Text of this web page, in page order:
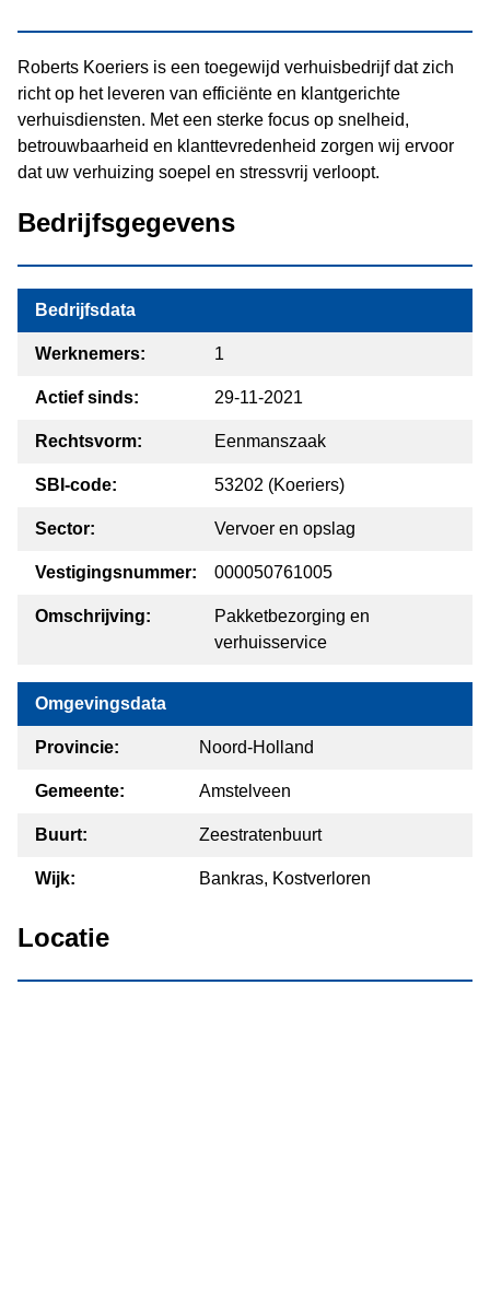
Roberts Koeriers is een toegewijd verhuisbedrijf dat zich
richt op het leveren van efficiënte en klantgerichte
verhuisdiensten. Met een sterke focus op snelheid,
betrouwbaarheid en klanttevredenheid zorgen wij ervoor
dat uw verhuizing soepel en stressvrij verloopt.
Bedrijfsgegevens
Bedrijfsdata
Werknemers: 1
Actief sinds: 29-11-2021
Rechtsvorm: Eenmanszaak
SBI-code: 53202 (Koeriers)
Sector: Vervoer en opslag
Vestigingsnummer: 000050761005
Omschrijving:
Pakketbezorging en
verhuisservice
Omgevingsdata
Provincie: Noord-Holland
Gemeente: Amstelveen
Buurt: Zeestratenbuurt
Wijk: Bankras, Kostverloren
Locatie